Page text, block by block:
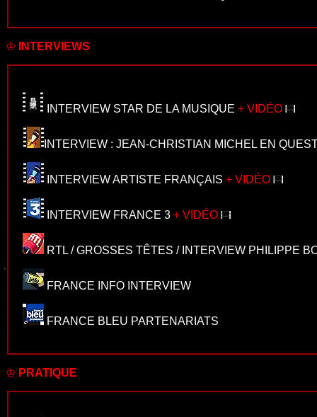
♔ INTERVIEWS
INTERVIEW STAR DE LA MUSIQUE + VIDÉO
INTERVIEW : JEAN-CHRISTIAN MICHEL EN
INTERVIEW ARTISTE FRANÇAIS + VIDÉO
INTERVIEW FRANCE 3 + VIDÉO
RTL / GROSSES TÊTES / INTERVIEW PHILIPPE
FRANCE INFO INTERVIEW
FRANCE BLEU PARTENARIATS
♔ PRATIQUE